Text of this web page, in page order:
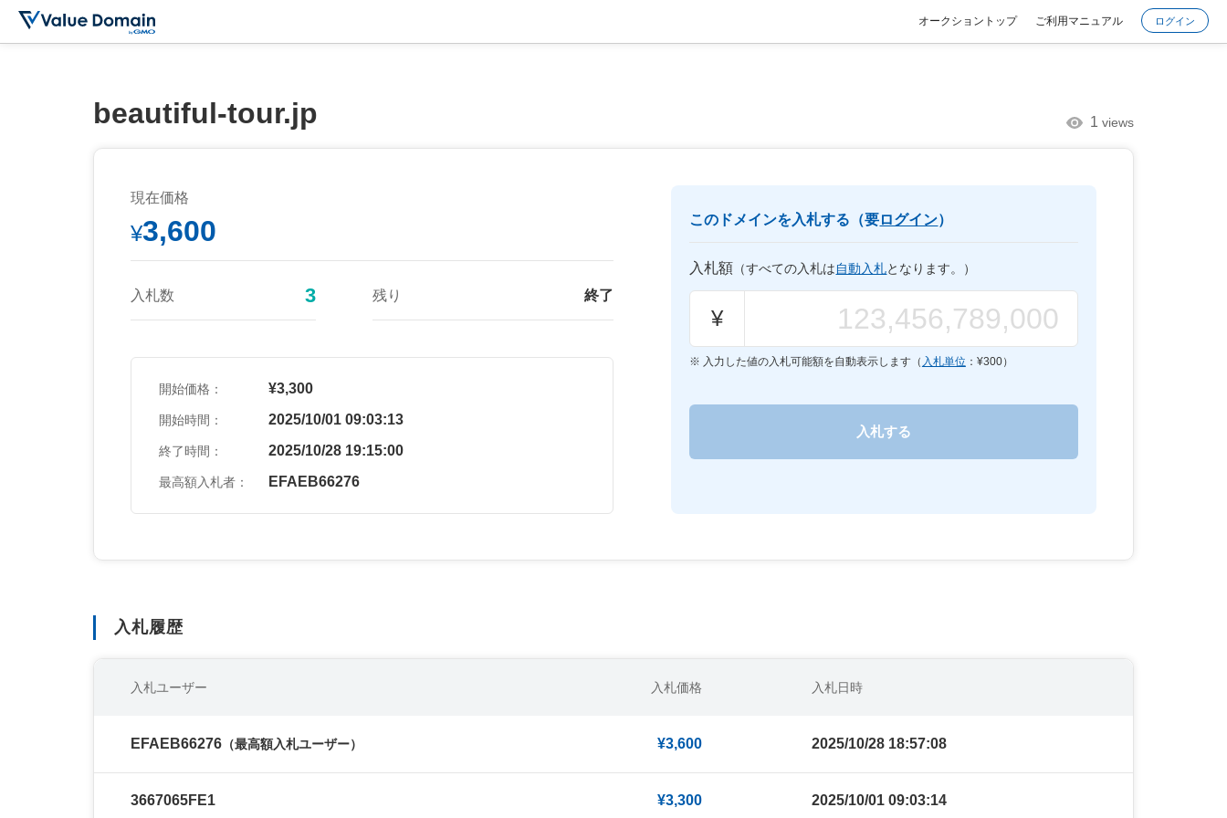
オークショントップ ご利用マニュアル ログイン
beautiful-tour.jp 1 views
現在価格
¥3,600
入札数 3 残り 終了
開始価格： ¥3,300
開始時間： 2025/10/01 09:03:13
終了時間： 2025/10/28 19:15:00
最高額入札者： EFAEB66276
このドメインを入札する（要ログイン）
入札額 （すべての入札は自動入札となります。）
¥
入力した値の入札可能額を自動表示します（ 入札単位 ：¥300）
入札履歴
入札ユーザー 入札価格 入札日時
EFAEB66276 （最高額入札ユーザー） ¥3,600 2025/10/28 18:57:08
3667065FE1 ¥3,300 2025/10/01 09:03:14